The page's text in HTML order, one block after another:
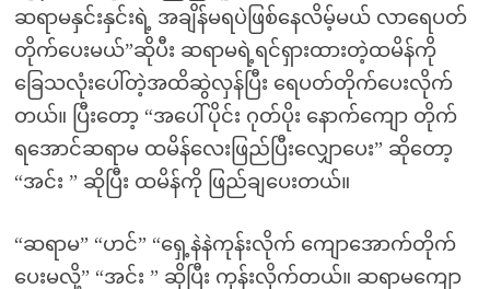
ဆရာမနှင်းနှင်းရဲ့ အချိန်မရပဲဖြစ်နေလိမ့်မယ် လာရေပတ်
တိုက်ပေးမယ်”ဆိုပီး ဆရာမရဲ့ရင်ရှားထားတဲ့ထမိန်ကို
ခြေသလုံးပေါ်တဲ့အထိဆွဲလှန်ပြီး ရေပတ်တိုက်ပေးလိုက်
တယ်။ ပြီးတော့ “အပေါ်ပိုင်း ဂုတ်ပိုး နောက်ကျော တိုက်
ရအောင်ဆရာမ ထမိန်လေးဖြည်ပြီးလျှောပေး” ဆိုတော့
“အင်း ” ဆိုပြီး ထမိန်ကို ဖြည်ချပေးတယ်။
“‌ဆရာမ” “‌ဟင်” “‌ရှေ့နဲနဲကုန်းလိုက် ကျောအောက်တိုက်
ပေးမလို့” “‌အင်း ” ဆိုပြီး ကုန်းလိုက်တယ်။ ဆရာမကျော